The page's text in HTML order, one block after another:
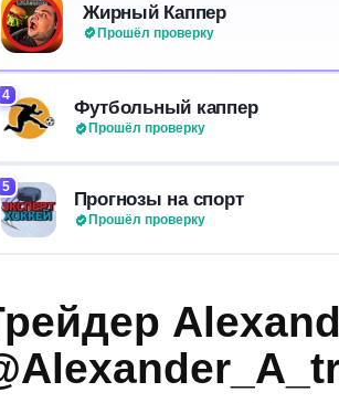
Жирный Каппер
Прошёл проверку
4
Футбольный каппер
Прошёл проверку
5
Прогнозы на спорт
Прошёл проверку